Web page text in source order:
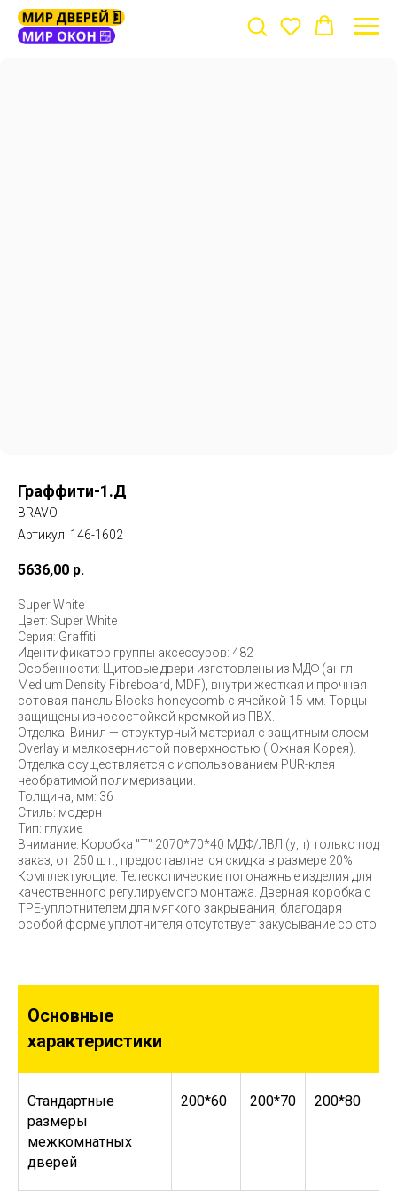
Граффити-1.Д
BRAVO
Артикул: 146-1602
5636,00 р.
Super White
Цвет: Super White
Серия: Graffiti
Идентификатор группы аксессуров: 482
Особенности: Щитовые двери изготовлены из МДФ (англ.
Medium Density Fibreboard, MDF), внутри жесткая и прочная
сотовая панель Blocks honeycomb с ячейкой 15 мм. Торцы
защищены износостойкой кромкой из ПВХ.
Отделка: Винил — структурный материал с защитным слоем
Overlay и мелкозернистой поверхностью (Южная Корея).
Отделка осуществляется с использованием PUR-клея
необратимой полимеризации.
Толщина, мм: 36
Стиль: модерн
Тип: глухие
Внимание: Коробка "Т" 2070*70*40 МДФ/ЛВЛ (у,п) только под
заказ, от 250 шт., предоставляется скидка в размере 20%.
Комплектующие: Телескопические погонажные изделия для
качественного регулируемого монтажа. Дверная коробка с
TPE-уплотнителем для мягкого закрывания, благодаря
особой форме уплотнителя отсутствует закусывание со сто
Основные
характеристики
Стандартные
размеры
межкомнатных
дверей
200*60 200*70 200*80